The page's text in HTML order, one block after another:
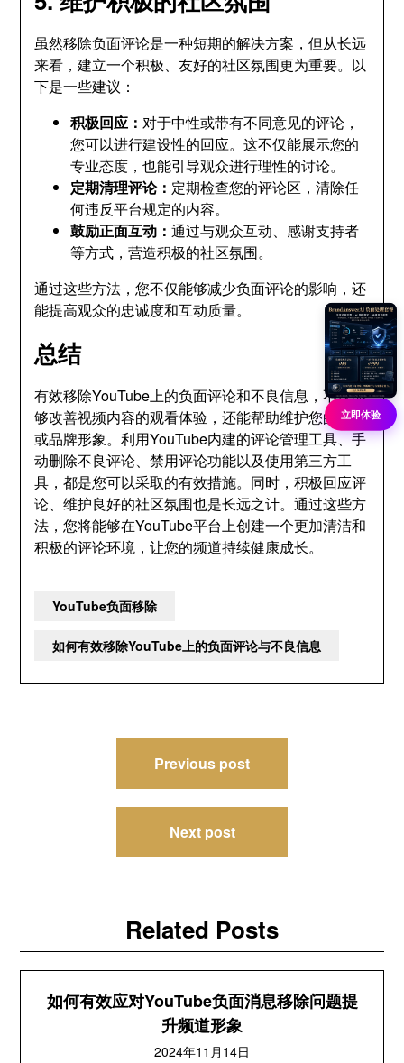
虽然移除负面评论是一种短期的解决方案，但从长远
来看，建立一个积极、友好的社区氛围更为重要。以
下是一些建议：
积极回应：对于中性或带有不同意见的评论，
您可以进行建设性的回应。这不仅能展示您的
专业态度，也能引导观众进行理性的讨论。
定期清理评论： 定期检查您的评论区，清除任
何违反平台规定的内容。
鼓励正面互动：通过与观众互动、感谢支持者
等方式，营造积极的社区氛围。
通过这些方法，您不仅能够减少负面评论的影响，还
能提高观众的忠诚度和互动质量。
总结
有效移除YouTube上的负面评论和不良信息，不仅能
够改善视频内容的观看体验，还能帮助维护您的个人
或品牌形象。利用YouTube内建的评论管理工具、手
动删除不良评论、禁用评论功能以及使用第三方工
具，都是您可以采取的有效措施。同时，积极回应评
论、维护良好的社区氛围也是长远之计。通过这些方
法，您将能够在YouTube平台上创建一个更加清洁和
积极的评论环境，让您的频道持续健康成长。
YouTube负面移除
如何有效移除YouTube上的负面评论与不良信息
Previous post
Next post
Related Posts
如何有效应对YouTube负面消息移除问题提
升频道形象
2024年11月14日
立即体验